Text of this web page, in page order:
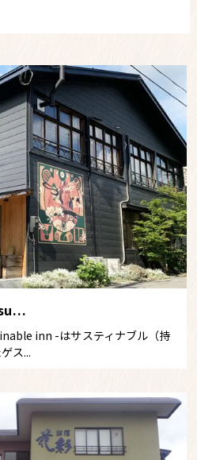
inn -はサスティナブル（持
ス...